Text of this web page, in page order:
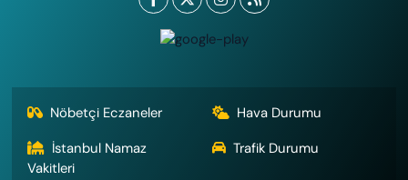
Nöbetçi Eczaneler
Hava Durumu
İstanbul Namaz
Vakitleri
Trafik Durumu